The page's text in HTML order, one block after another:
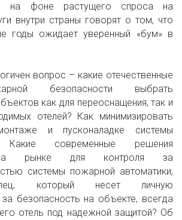
на фоне растущего спроса на
внутри страны говорят о том, что
годы ожидает уверенный «бум» в
вопрос – какие отечественные
безопасности выбрать
как для переоснащения, так и
отелей? Как минимизировать
и пусконаладке системы
Какие современные решения
на рынке для контроля за
системы пожарной автоматики,
который несет личную
за безопасность на объекте, всегда
отель под надежной защитой? Об